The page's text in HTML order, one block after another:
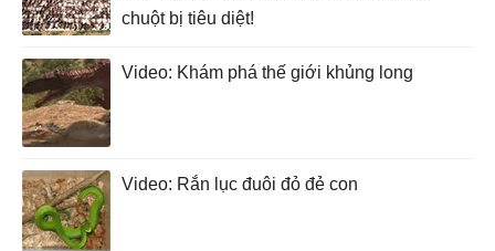
chuột bị tiêu diệt!
Video: Khám phá thế giới khủng long
Video: Rắn lục đuôi đỏ đẻ con